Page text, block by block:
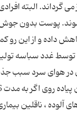
گرداند. البته
پوست بدون جوش
کاهش داده و از
غدد سباسه
هوای سرد سبب
آلوده ، ناقلین